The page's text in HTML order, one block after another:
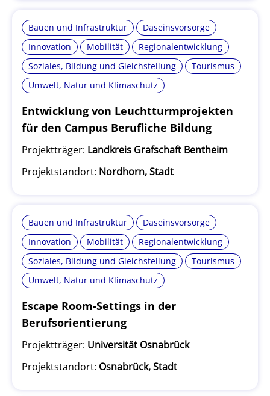
Bauen und Infrastruktur
Daseinsvorsorge
Innovation
Mobilität
Regionalentwicklung
Soziales, Bildung und Gleichstellung
Tourismus
Umwelt, Natur und Klimaschutz
Entwicklung von Leuchtturmprojekten
für den Campus Berufliche Bildung
Projektträger: Landkreis Grafschaft Bentheim
Projektstandort: Nordhorn, Stadt
Bauen und Infrastruktur
Daseinsvorsorge
Innovation
Mobilität
Regionalentwicklung
Soziales, Bildung und Gleichstellung
Tourismus
Umwelt, Natur und Klimaschutz
Escape Room-Settings in der
Berufsorientierung
Projektträger: Universität Osnabrück
Projektstandort: Osnabrück, Stadt